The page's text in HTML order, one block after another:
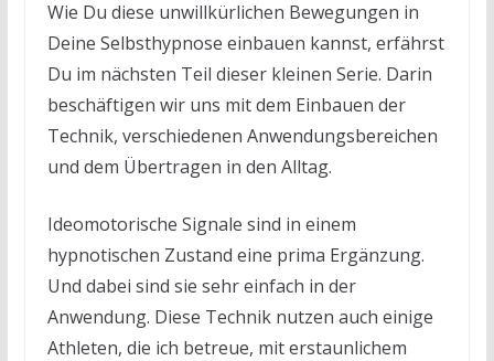
Wie Du diese unwillkürlichen Bewegungen in
Deine Selbsthypnose einbauen kannst, erfährst
Du im nächsten Teil dieser kleinen Serie. Darin
beschäftigen wir uns mit dem Einbauen der
Technik, verschiedenen Anwendungsbereichen
und dem Übertragen in den Alltag.
Ideomotorische Signale sind in einem
hypnotischen Zustand eine prima Ergänzung.
Und dabei sind sie sehr einfach in der
Anwendung. Diese Technik nutzen auch einige
Athleten, die ich betreue, mit erstaunlichem